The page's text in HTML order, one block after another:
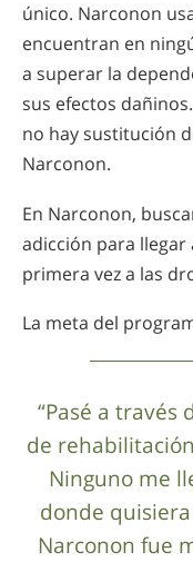
único. Narconon
encuentran en
a superar la
sus efectos
no hay sustitución
Narconon.
En Narconon,
adicción para
primera vez a las
La meta del
“Pasé a
de
Ninguno me
donde
Narconon fue